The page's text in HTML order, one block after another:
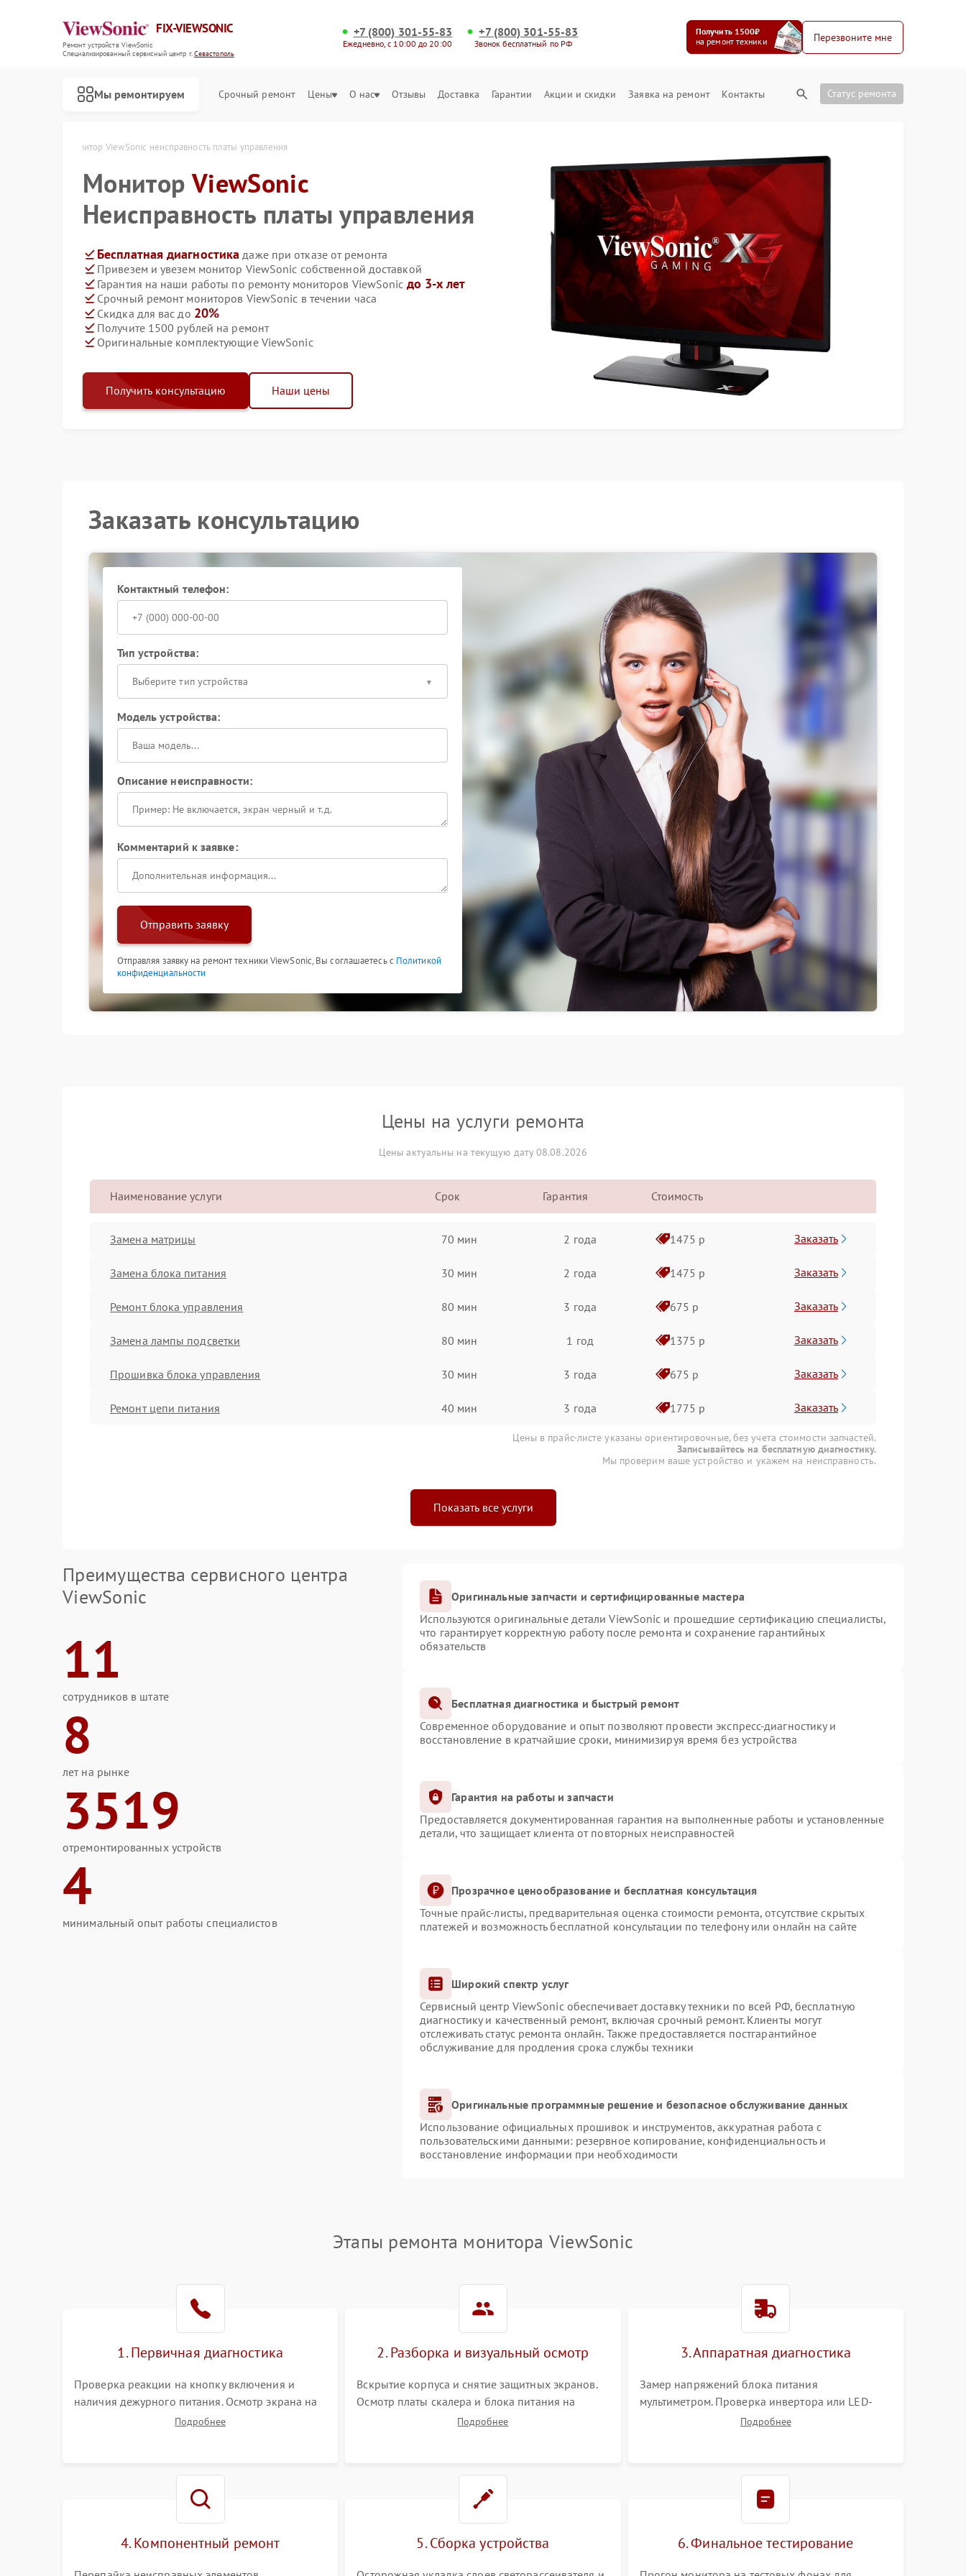
FIX-VIEWSONIC
Ремонт устройств ViewSonic
Специализированный cервисный центр г.Севастополь
+7 (800) 301-55-83
Ежедневно, с 10:00 до 20:00
+7 (800) 301-55-83
Звонок бесплатный по РФ
Получить 1500₽
на ремонт техники
Перезвоните мне
Мы ремонтируем Срочный ремонт Цены О нас Отзывы Доставка Гарантии Акции и скидки Заявка на ремонт Контакты Статус ремонта
Монитор ViewSonic неисправность платы управления
МониторViewSonic
Неисправность платы управления
Бесплатная диагностика даже при отказе от ремонта
Привезем и увезем монитор ViewSonic собственной доставкой
Гарантия на наши работы по ремонту мониторов ViewSonic до 3-х лет
Срочный ремонт мониторов ViewSonic в течении часа
Скидка для вас до 20%
Получите 1500 рублей на ремонт
Оригинальные комплектующие ViewSonic
Получить консультацию Наши цены
Заказать консультацию
Контактный телефон:
Тип устройства:
Выберите тип устройства
Модель устройства:
Описание неисправности:
Комментарий к заявке:
Отправить заявку
Отправляя заявку на ремонт техники ViewSonic, Вы соглашаетесь с Политикой
конфиденциальности
Цены на услуги ремонта
Цены актуальны на текущую дату 08.08.2026
Наименование услуги Срок Гарантия Стоимость
Замена матрицы 70 мин 2 года 1475 р Заказать
Замена блока питания 30 мин 2 года 1475 р Заказать
Ремонт блока управления 80 мин 3 года 675 р Заказать
Замена лампы подсветки 80 мин 1 год 1375 р Заказать
Прошивка блока управления 30 мин 3 года 675 р Заказать
Ремонт цепи питания 40 мин 3 года 1775 р Заказать
Цены в прайс-листе указаны ориентировочные, без учета стоимости запчастей.
Записывайтесь на бесплатную диагностику.
Мы проверим ваше устройство и укажем на неисправность.
Показать все услуги
Преимущества сервисного центра
ViewSonic
11
сотрудников в штате
8
лет на рынке
3519
отремонтированных устройств
4
минимальный опыт работы специалистов
Оригинальные запчасти и сертифицированные мастера
Используются оригинальные детали ViewSonic и прошедшие сертификацию специалисты,
что гарантирует корректную работу после ремонта и сохранение гарантийных
обязательств
Бесплатная диагностика и быстрый ремонт
Современное оборудование и опыт позволяют провести экспресс-диагностику и
восстановление в кратчайшие сроки, минимизируя время без устройства
Гарантия на работы и запчасти
Предоставляется документированная гарантия на выполненные работы и установленные
детали, что защищает клиента от повторных неисправностей
Прозрачное ценообразование и бесплатная консультация
Точные прайс-листы, предварительная оценка стоимости ремонта, отсутствие скрытых
платежей и возможность бесплатной консультации по телефону или онлайн на сайте
Широкий спектр услуг
Сервисный центр ViewSonic обеспечивает доставку техники по всей РФ, бесплатную
диагностику и качественный ремонт, включая срочный ремонт. Клиенты могут
отслеживать статус ремонта онлайн. Также предоставляется постгарантийное
обслуживание для продления срока службы техники
Оригинальные программные решение и безопасное обслуживание данных
Использование официальных прошивок и инструментов, аккуратная работа с
пользовательскими данными: резервное копирование, конфиденциальность и
восстановление информации при необходимости
Этапы ремонта монитора ViewSonic
1. Первичная диагностика
Проверка реакции на кнопку включения и
наличия дежурного питания. Осмотр экрана на
механические повреждения. Подключение к ПК
Подробнее
2. Разборка и визуальный осмотр
Вскрытие корпуса и снятие защитных экранов.
Осмотр платы скалера и блока питания на
наличие вздутых конденсаторов, прогаров,
Подробнее
3. Аппаратная диагностика
Замер напряжений блока питания
мультиметром. Проверка инвертора или LED-
драйвера подсветки. Диагностика цепей
Подробнее
4. Компонентный ремонт 5. Сборка устройства 6. Финальное тестирование